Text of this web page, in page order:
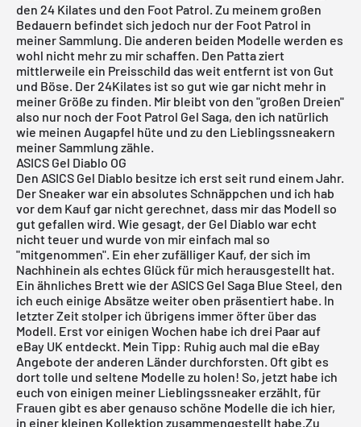
den 24 Kilates und den Foot Patrol. Zu meinem großen
Bedauern befindet sich jedoch nur der Foot Patrol in
meiner Sammlung. Die anderen beiden Modelle werden es
wohl nicht mehr zu mir schaffen. Den Patta ziert
mittlerweile ein Preisschild das weit entfernt ist von Gut
und Böse. Der 24Kilates ist so gut wie gar nicht mehr in
meiner Größe zu finden. Mir bleibt von den "großen Dreien"
also nur noch der Foot Patrol Gel Saga, den ich natürlich
wie meinen Augapfel hüte und zu den Lieblingssneakern
meiner Sammlung zähle.
ASICS Gel Diablo OG
Den ASICS Gel Diablo besitze ich erst seit rund einem Jahr.
Der Sneaker war ein absolutes Schnäppchen und ich hab
vor dem Kauf gar nicht gerechnet, dass mir das Modell so
gut gefallen wird. Wie gesagt, der Gel Diablo war echt
nicht teuer und wurde von mir einfach mal so
"mitgenommen". Ein eher zufälliger Kauf, der sich im
Nachhinein als echtes Glück für mich herausgestellt hat.
Ein ähnliches Brett wie der ASICS Gel Saga Blue Steel, den
ich euch einige Absätze weiter oben präsentiert habe. In
letzter Zeit stolper ich übrigens immer öfter über das
Modell. Erst vor einigen Wochen habe ich drei Paar auf
eBay UK entdeckt. Mein Tipp: Ruhig auch mal die eBay
Angebote der anderen Länder durchforsten. Oft gibt es
dort tolle und seltene Modelle zu holen! So, jetzt habe ich
euch von einigen meiner Lieblingssneaker erzählt, für
Frauen gibt es aber genauso schöne Modelle die ich hier,
in einer kleinen Kollektion zusammengestellt habe.Zu